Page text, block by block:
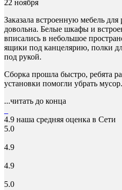
22 ноября
Заказала встроенную мебель
довольна. Белые шкафы и
вписались в небольшое
ящики под канцелярию, полки
под рукой.
Сборка прошла быстро, ребята
установки помогли убрать мусор.
...читать до конца
4.9 наша средняя оценка в Сети
5.0
4.9
4.9
5.0